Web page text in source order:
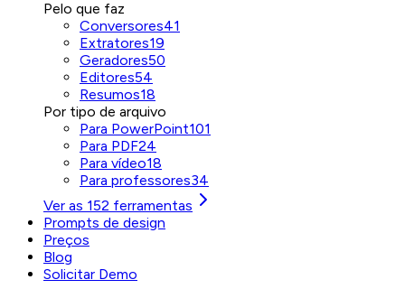
Pelo que faz
Conversores41
Extratores19
Geradores50
Editores54
Resumos18
Por tipo de arquivo
Para PowerPoint101
Para PDF24
Para vídeo18
Para professores34
Ver as 152 ferramentas
Prompts de design
Preços
Blog
Solicitar Demo